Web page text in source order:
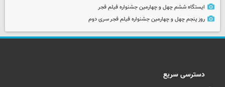
ایستگاه ششم چهل و چهارمین جشنواره فیلم فجر
روز پنجم چهل و چهارمین جشنواره فیلم فجر سری دوم
دسترسی سریع